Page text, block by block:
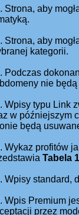
Strona, aby
Strona, aby
kategorii.
Podczas
nie
Wpisy typu Link
w późniejszym
będą
Wykaz profitów
Tabela 1
Wpisy standard,
Wpis Premium
przez